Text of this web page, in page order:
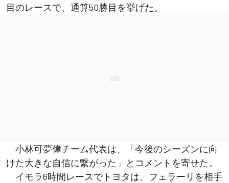
目のレースで、通算50勝目を挙げた。
小林可夢偉チーム代表は、「今後のシーズンに向
けた大きな自信に繋がった」とコメントを寄せた。
イモラ6時間レースでトヨタは、フェラーリを相手